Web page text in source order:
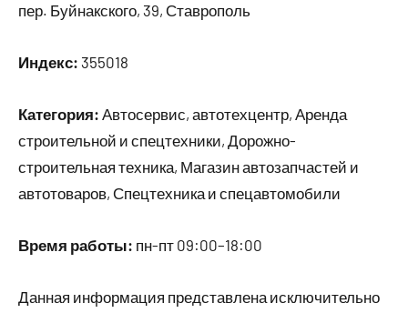
пер. Буйнакского, 39, Ставрополь
Индекс: 355018
Категория: Автосервис, автотехцентр, Аренда
строительной и спецтехники, Дорожно-
строительная техника, Магазин автозапчастей и
автотоваров, Спецтехника и спецавтомобили
Время работы: пн-пт 09:00–18:00
Данная информация представлена исключительно